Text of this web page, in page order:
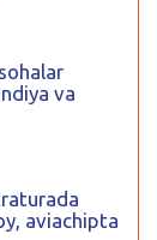
va
aviachipta